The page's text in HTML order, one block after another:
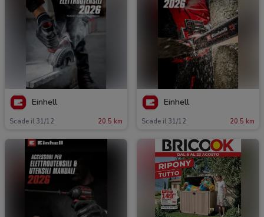
Einhell
Scade il 31/12 20.5 km
Einhell
Scade il 31/12 20.5 km